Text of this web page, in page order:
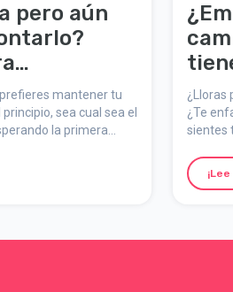
pero aún
secreto en
mantener tu
sea cual sea el
la primera
algunos trucos
un poco más:
¿Lloras
¿Te
sientes
que las